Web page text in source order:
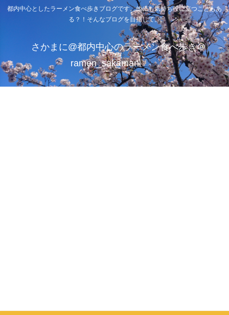
都内中心としたラーメン食べ歩きブログです。他にも気持ち役に立つこともあ
る？！そんなブログを目指して。
さかまに@都内中心のラーメン食べ歩き＠
ramen_sakamani